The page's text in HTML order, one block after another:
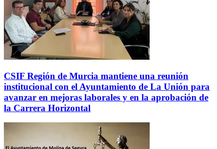
CSIF Región de Murcia mantiene una reunión
institucional con el Ayuntamiento de La Unión para
avanzar en mejoras laborales y en la aprobación de
la Carrera Horizontal